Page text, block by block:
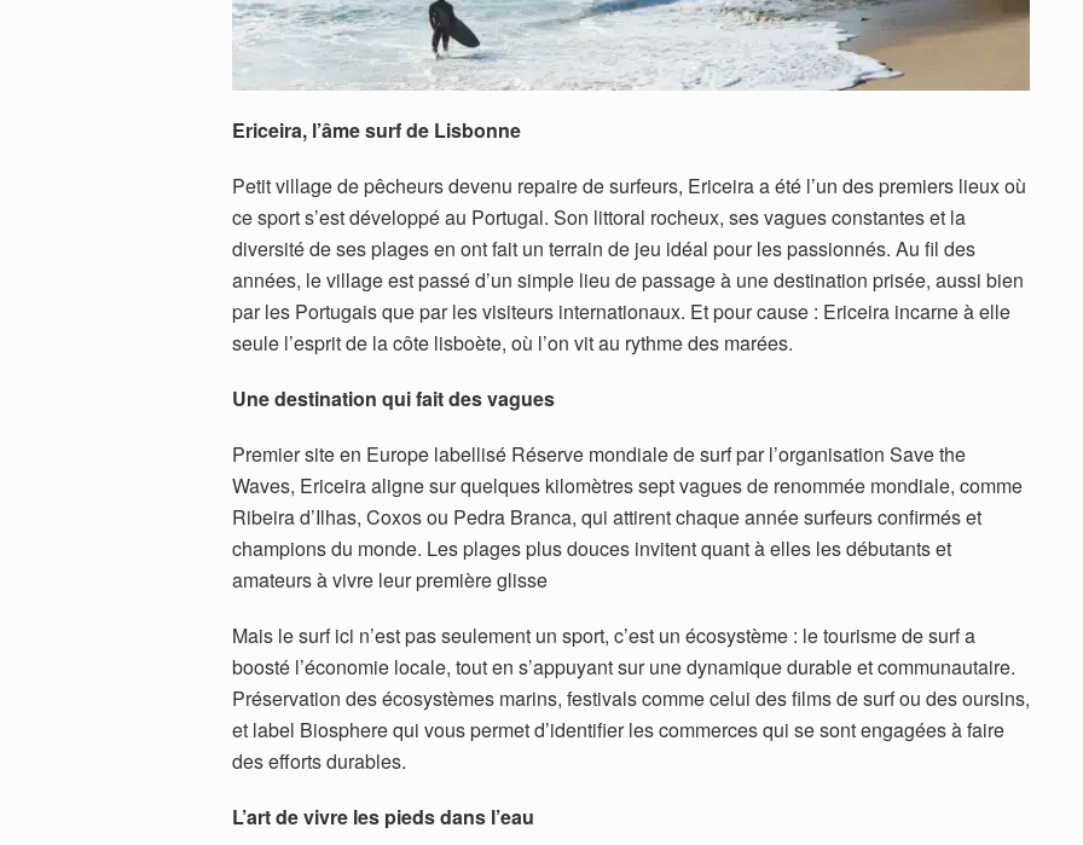
Ericeira, l’âme surf de Lisbonne
Petit village de pêcheurs devenu repaire de surfeurs, Ericeira a été l’un des premiers lieux où
ce sport s’est développé au Portugal. Son littoral rocheux, ses vagues constantes et la
diversité de ses plages en ont fait un terrain de jeu idéal pour les passionnés. Au fil des
années, le village est passé d’un simple lieu de passage à une destination prisée, aussi bien
par les Portugais que par les visiteurs internationaux. Et pour cause : Ericeira incarne à elle
seule l’esprit de la côte lisboète, où l’on vit au rythme des marées.
Une destination qui fait des vagues
Premier site en Europe labellisé Réserve mondiale de surf par l’organisation Save the
Waves, Ericeira aligne sur quelques kilomètres sept vagues de renommée mondiale, comme
Ribeira d’Ilhas, Coxos ou Pedra Branca, qui attirent chaque année surfeurs confirmés et
champions du monde. Les plages plus douces invitent quant à elles les débutants et
amateurs à vivre leur première glisse
Mais le surf ici n’est pas seulement un sport, c’est un écosystème : le tourisme de surf a
boosté l’économie locale, tout en s’appuyant sur une dynamique durable et communautaire.
Préservation des écosystèmes marins, festivals comme celui des films de surf ou des oursins,
et label Biosphere qui vous permet d’identifier les commerces qui se sont engagées à faire
des efforts durables.
L’art de vivre les pieds dans l’eau